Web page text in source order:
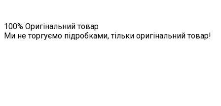
100% Оригінальний товар
Ми не торгуємо підробками, тільки оригінальний товар!